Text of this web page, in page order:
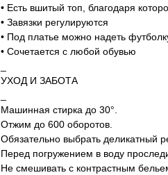
• Есть вшитый топ, благодаря
• Завязки регулируются
• Под платье можно надеть
• Сочетается с любой обувью
УХОД И ЗАБОТА
Машинная стирка до 30°.
Отжим до 600 оборотов.
Обязательно выбрать деликатный
Перед погружением в воду
Не смешивать с контрастным